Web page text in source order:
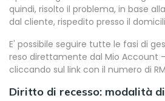
quindi, risolto il problema, in base
dal cliente, rispedito presso il
E' possibile seguire tutte le fasi di
reso direttamente dal Mio Account
cliccando sul link con il numero di
Diritto di recesso: modalità